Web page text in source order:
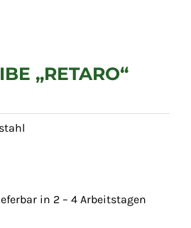
„RETARO“
in 2 – 4 Arbeitstagen